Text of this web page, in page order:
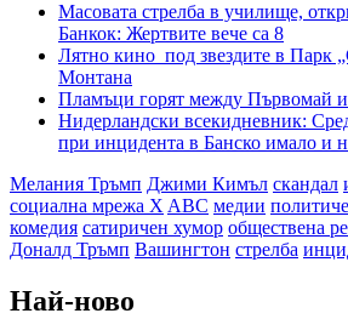
Масовата стрелба в училище,
Банкок: Жертвите вече са 8
Лятно кино под звездите в Парк
Монтана
Пламъци горят между Първомай
Нидерландски всекидневник:
при инцидента в Банско имало и
Мелания Тръмп Джими Кимъл скандал
социална мрежа X ABC медии
комедия сатиричен хумор обществена
Доналд Тръмп Вашингтон стрелба
Най-ново